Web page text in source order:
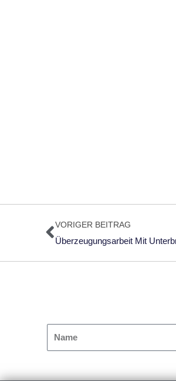
Zurück
VORIGER BEITRAG
Überzeugungsarbeit Mit